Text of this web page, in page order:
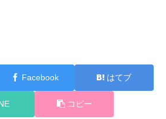
Facebook はてブ
コピー